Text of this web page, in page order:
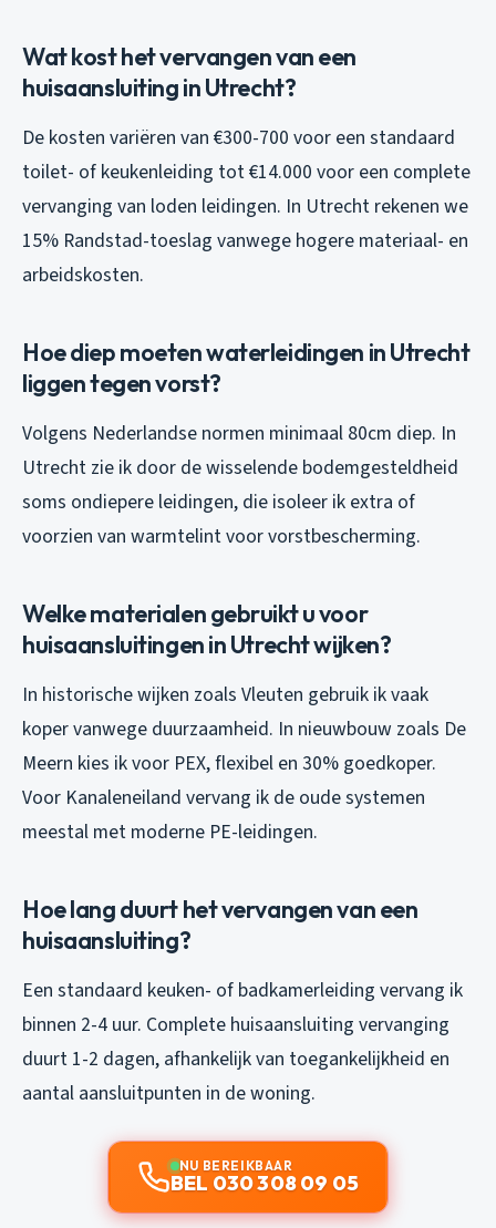
Wat kost het vervangen van een
huisaansluiting in Utrecht?
De kosten variëren van €300-700 voor een standaard
toilet- of keukenleiding tot €14.000 voor een complete
vervanging van loden leidingen. In Utrecht rekenen we
15% Randstad-toeslag vanwege hogere materiaal- en
arbeidskosten.
Hoe diep moeten waterleidingen in Utrecht
liggen tegen vorst?
Volgens Nederlandse normen minimaal 80cm diep. In
Utrecht zie ik door de wisselende bodemgesteldheid
soms ondiepere leidingen, die isoleer ik extra of
voorzien van warmtelint voor vorstbescherming.
Welke materialen gebruikt u voor
huisaansluitingen in Utrecht wijken?
In historische wijken zoals Vleuten gebruik ik vaak
koper vanwege duurzaamheid. In nieuwbouw zoals De
Meern kies ik voor PEX, flexibel en 30% goedkoper.
Voor Kanaleneiland vervang ik de oude systemen
meestal met moderne PE-leidingen.
Hoe lang duurt het vervangen van een
huisaansluiting?
Een standaard keuken- of badkamerleiding vervang ik
binnen 2-4 uur. Complete huisaansluiting vervanging
duurt 1-2 dagen, afhankelijk van toegankelijkheid en
aantal aansluitpunten in de woning.
NU BEREIKBAAR
BEL 030 308 09 05